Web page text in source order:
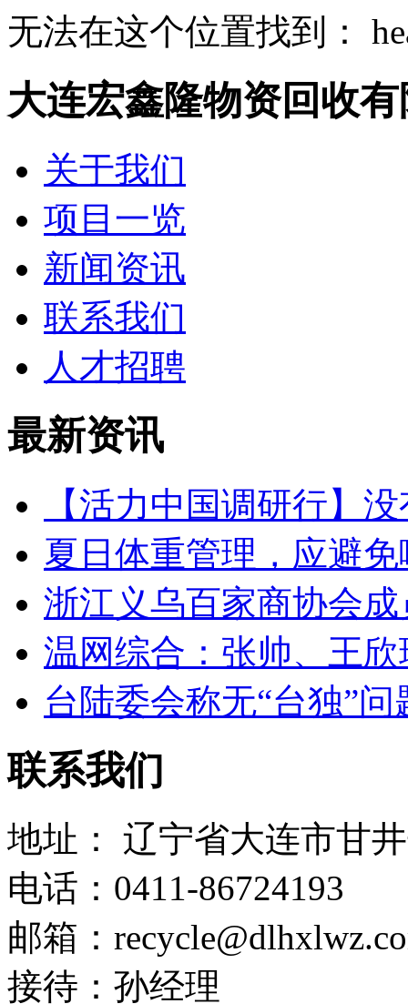
无法在这个位置找到：
大连宏鑫隆物资回收
关于我们
项目一览
新闻资讯
联系我们
人才招聘
最新资讯
【活力中国调研行】
夏日体重管理，应避
浙江义乌百家商协会
温网综合：张帅、王
台陆委会称无“台独”
联系我们
地址： 辽宁省大连市甘
电话： 0411-86724193
邮箱：
接待： 孙经理